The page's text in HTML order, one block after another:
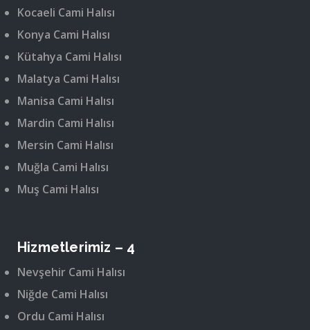
Kocaeli Cami Halısı
Konya Cami Halısı
Kütahya Cami Halısı
Malatya Cami Halısı
Manisa Cami Halısı
Mardin Cami Halısı
Mersin Cami Halısı
Muğla Cami Halısı
Muş Cami Halısı
Hizmetlerimiz – 4
Nevşehir Cami Halısı
Niğde Cami Halısı
Ordu Cami Halısı